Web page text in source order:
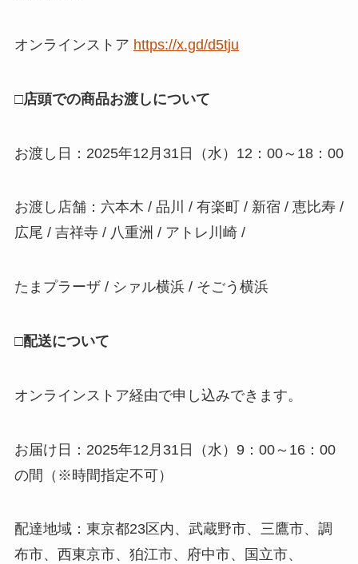
オンラインストア https://x.gd/d5tju
□店頭での商品お渡しについて
お渡し日：2025年12月31日（水）12：00～18：00
お渡し店舗：六本木 / 品川 / 有楽町 / 新宿 / 恵比寿 /
広尾 / 吉祥寺 / 八重洲 / アトレ川崎 /
たまプラーザ / シァル横浜 / そごう横浜
□配送について
オンラインストア経由で申し込みできます。
お届け日：2025年12月31日（水）9：00～16：00
の間（※時間指定不可）
配達地域：東京都23区内、武蔵野市、三鷹市、調
布市、西東京市、狛江市、府中市、国立市、